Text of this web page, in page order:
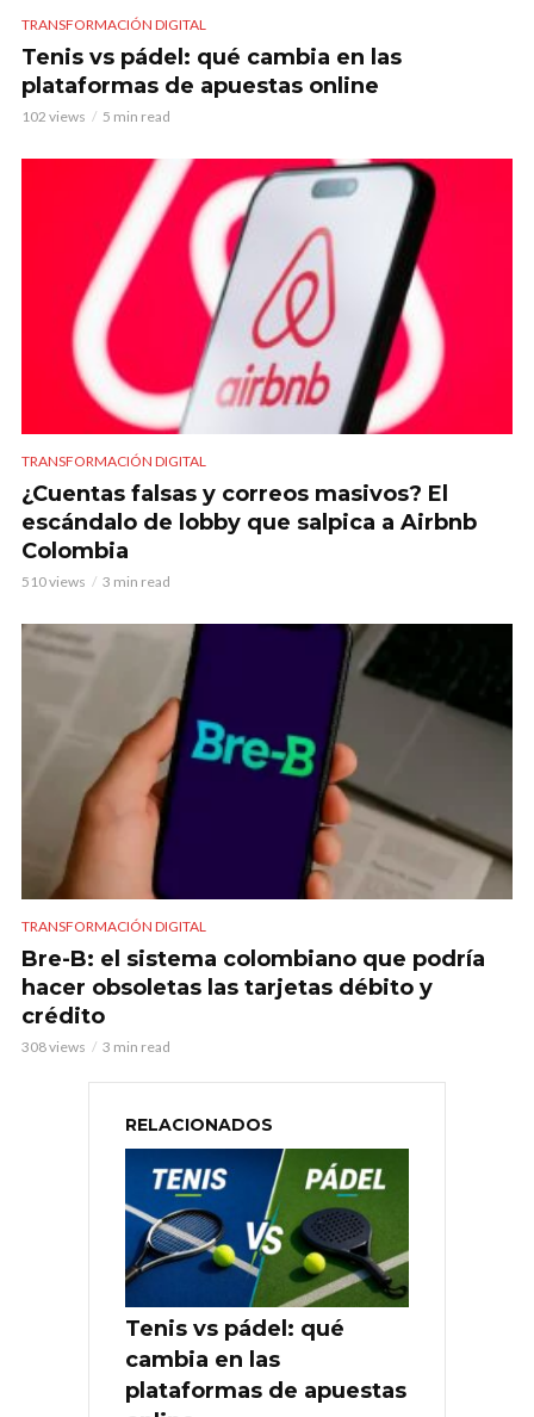
TRANSFORMACIÓN DIGITAL
Tenis vs pádel: qué cambia en las
plataformas de apuestas online
102 views 5 min read
TRANSFORMACIÓN DIGITAL
¿Cuentas falsas y correos masivos? El
escándalo de lobby que salpica a Airbnb
Colombia
510 views 3 min read
TRANSFORMACIÓN DIGITAL
Bre-B: el sistema colombiano que podría
hacer obsoletas las tarjetas débito y
crédito
308 views 3 min read
RELACIONADOS
Tenis vs pádel: qué
cambia en las
plataformas de apuestas